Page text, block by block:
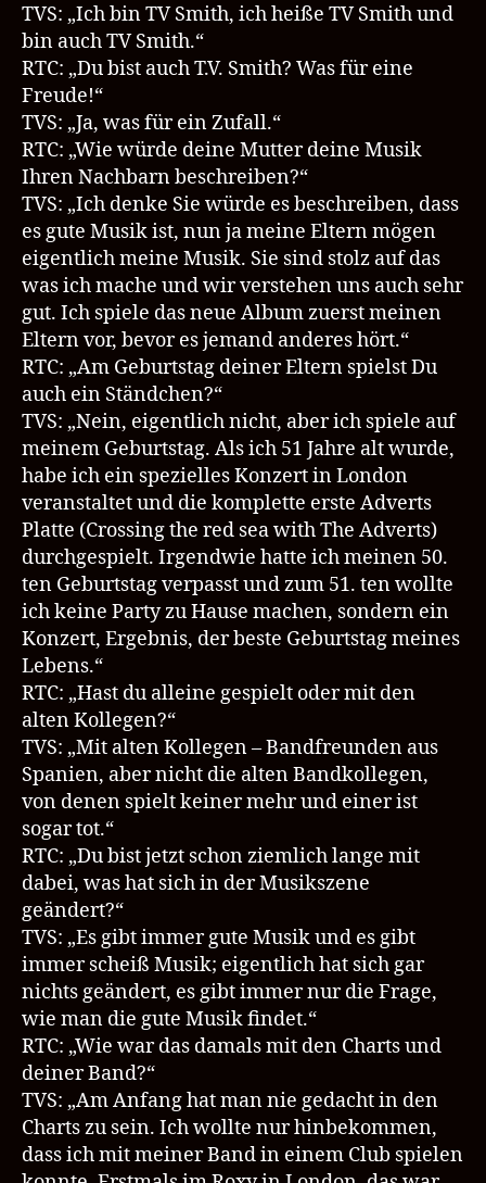
TVS: „Ich bin TV Smith, ich heiße TV Smith und
bin auch TV Smith.“
RTC: „Du bist auch T.V. Smith? Was für eine
Freude!“
TVS: „Ja, was für ein Zufall.“
RTC: „Wie würde deine Mutter deine Musik
Ihren Nachbarn beschreiben?“
TVS: „Ich denke Sie würde es beschreiben, dass
es gute Musik ist, nun ja meine Eltern mögen
eigentlich meine Musik. Sie sind stolz auf das
was ich mache und wir verstehen uns auch sehr
gut. Ich spiele das neue Album zuerst meinen
Eltern vor, bevor es jemand anderes hört.“
RTC: „Am Geburtstag deiner Eltern spielst Du
auch ein Ständchen?“
TVS: „Nein, eigentlich nicht, aber ich spiele auf
meinem Geburtstag. Als ich 51 Jahre alt wurde,
habe ich ein spezielles Konzert in London
veranstaltet und die komplette erste Adverts
Platte (Crossing the red sea with The Adverts)
durchgespielt. Irgendwie hatte ich meinen 50.
ten Geburtstag verpasst und zum 51. ten wollte
ich keine Party zu Hause machen, sondern ein
Konzert, Ergebnis, der beste Geburtstag meines
Lebens.“
RTC: „Hast du alleine gespielt oder mit den
alten Kollegen?“
TVS: „Mit alten Kollegen – Bandfreunden aus
Spanien, aber nicht die alten Bandkollegen,
von denen spielt keiner mehr und einer ist
sogar tot.“
RTC: „Du bist jetzt schon ziemlich lange mit
dabei, was hat sich in der Musikszene
geändert?“
TVS: „Es gibt immer gute Musik und es gibt
immer scheiß Musik; eigentlich hat sich gar
nichts geändert, es gibt immer nur die Frage,
wie man die gute Musik findet.“
RTC: „Wie war das damals mit den Charts und
deiner Band?“
TVS: „Am Anfang hat man nie gedacht in den
Charts zu sein. Ich wollte nur hinbekommen,
dass ich mit meiner Band in einem Club spielen